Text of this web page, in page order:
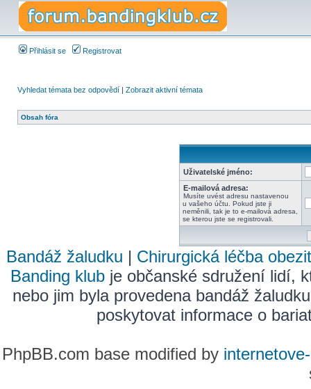
Přihlásit se Registrovat
Vyhledat témata bez odpovědí | Zobrazit aktivní témata
Obsah fóra
Uživatelské jméno:
E-mailová adresa:
Musíte uvést adresu nastavenou
u vašeho účtu. Pokud jste ji
neměnili, tak je to e-mailová adresa,
se kterou jste se registrovali.
Bandáž žaludku | Chirurgická léčba
Banding klub je občanské sdružení lidí,
nebo jim byla provedena bandáž
poskytovat informace o
PhpBB.com base modified by